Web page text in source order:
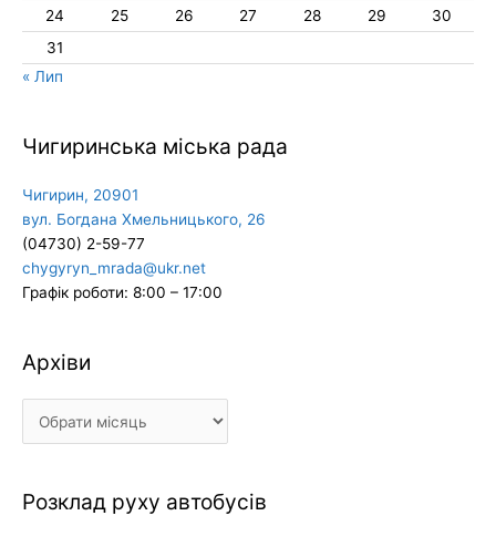
24
25 26 27 28 29
30
31
« Лип
Чигиринська міська рада
Чигирин, 20901
вул. Богдана Хмельницького, 26
(04730) 2-59-77
chygyryn_mrada@ukr.net
Графік роботи: 8:00 – 17:00
Архіви
Архіви
Розклад руху автобусів